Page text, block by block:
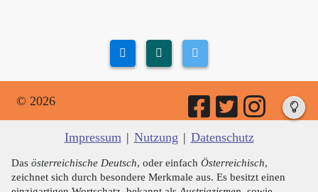
© 2026
Impressum | Nutzung | Datenschutz
Das österreichische Deutsch, oder einfach Österreichisch,
zeichnet sich durch besondere Merkmale aus. Es besitzt einen